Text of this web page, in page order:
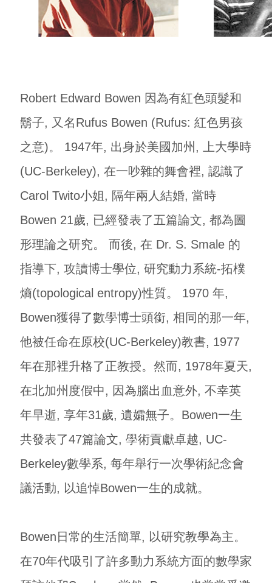
Robert Edward Bowen 因為有紅色頭髮和
鬍子, 又名Rufus Bowen (Rufus: 紅色男孩
之意)。 1947年, 出身於美國加州, 上大學時
(UC-Berkeley), 在一吵雜的舞會裡, 認識了
Carol Twito小姐, 隔年兩人結婚, 當時
Bowen 21歲, 已經發表了五篇論文, 都為圖
形理論之研究。 而後, 在 Dr. S. Smale 的
指導下, 攻讀博士學位, 研究動力系統-拓樸
熵(topological entropy)性質。 1970 年,
Bowen獲得了數學博士頭銜, 相同的那一年,
他被任命在原校(UC-Berkeley)教書, 1977
年在那裡升格了正教授。然而, 1978年夏天,
在北加州度假中, 因為腦出血意外, 不幸英
年早逝, 享年31歲, 遺孀無子。Bowen一生
共發表了47篇論文, 學術貢獻卓越, UC-
Berkeley數學系, 每年舉行一次學術紀念會
議活動, 以追悼Bowen一生的成就。
Bowen日常的生活簡單, 以研究教學為主。
在70年代吸引了許多動力系統方面的數學家